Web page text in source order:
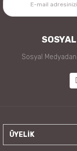
Sosyal
ÜYELİK